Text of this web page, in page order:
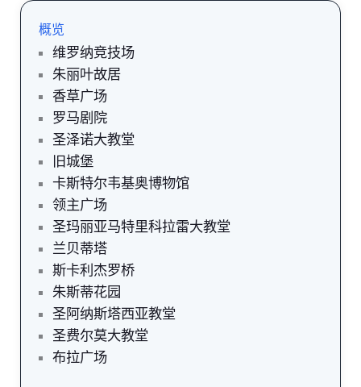
概览
维罗纳竞技场
朱丽叶故居
香草广场
罗马剧院
圣泽诺大教堂
旧城堡
卡斯特尔韦基奥博物馆
领主广场
圣玛丽亚马特里科拉雷大教堂
兰贝蒂塔
斯卡利杰罗桥
朱斯蒂花园
圣阿纳斯塔西亚教堂
圣费尔莫大教堂
布拉广场